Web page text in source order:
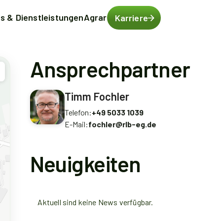
& DienstleistungenAgrar Karriere
Ansprechpartner
Timm Fochler
Telefon:+49 5033 1039
E-Mail:fochler@rlb-eg.de
Neuigkeiten
Aktuell sind keine News verfügbar.